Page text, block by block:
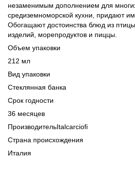
незаменимым дополнением для
средиземноморской кухни, придают им
Обогащают достоинства блюд из
изделий, морепродуктов и пиццы.
Объем упаковки
212 мл
Вид упаковки
Стеклянная банка
Срок годности
36 месяцев
ПроизводительItalcarciofi
Страна происхождения
Италия